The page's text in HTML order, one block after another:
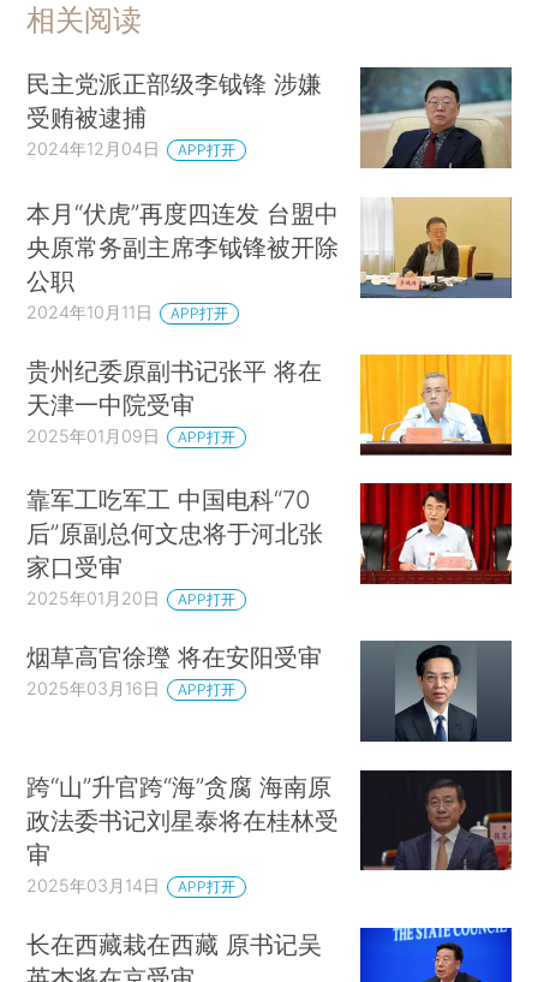
相关阅读
民主党派正部级李钺锋 涉嫌
受贿被逮捕
2024年12月04日 APP打开
本月“伏虎”再度四连发 台盟中
央原常务副主席李钺锋被开除
公职
2024年10月11日 APP打开
贵州纪委原副书记张平 将在
天津一中院受审
2025年01月09日 APP打开
靠军工吃军工 中国电科“70
后”原副总何文忠将于河北张
家口受审
2025年01月20日 APP打开
烟草高官徐㼆 将在安阳受审
2025年03月16日 APP打开
跨“山”升官跨“海”贪腐 海南原
政法委书记刘星泰将在桂林受
审
2025年03月14日 APP打开
长在西藏栽在西藏 原书记吴